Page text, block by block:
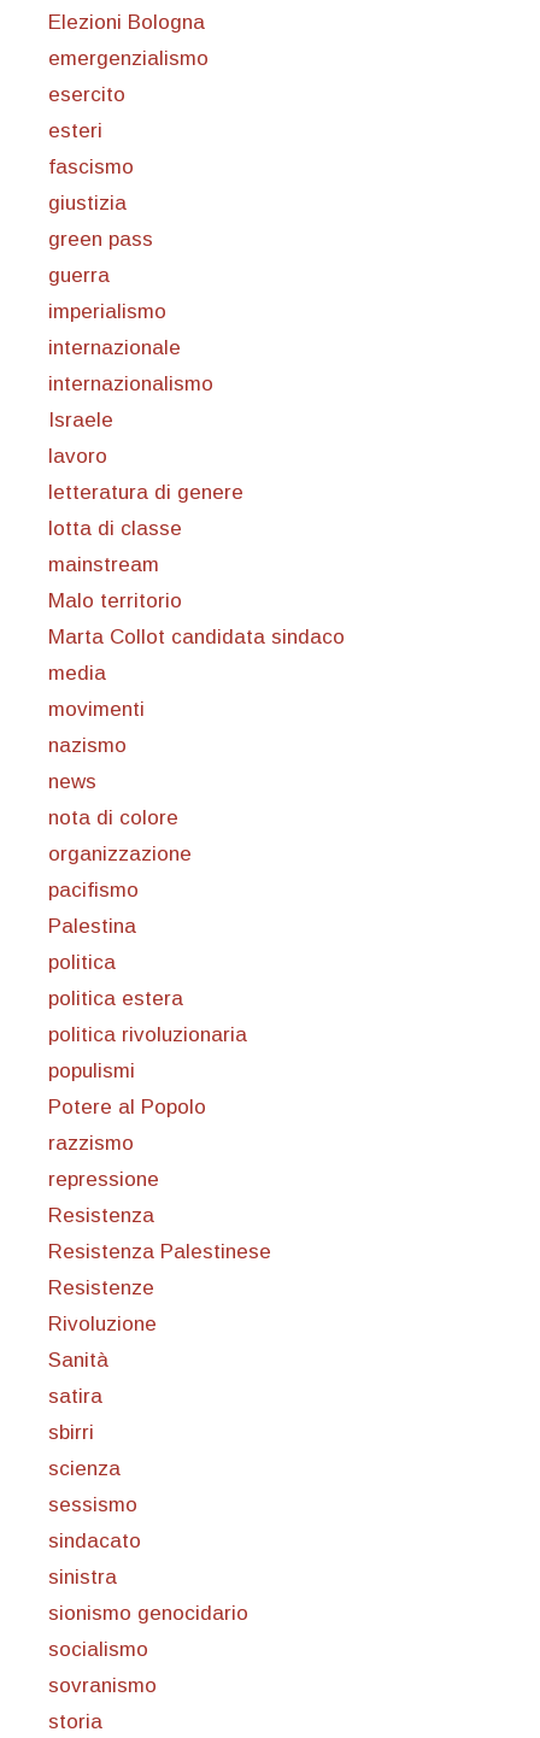
Elezioni Bologna
emergenzialismo
esercito
esteri
fascismo
giustizia
green pass
guerra
imperialismo
internazionale
internazionalismo
Israele
lavoro
letteratura di genere
lotta di classe
mainstream
Malo territorio
Marta Collot candidata sindaco
media
movimenti
nazismo
news
nota di colore
organizzazione
pacifismo
Palestina
politica
politica estera
politica rivoluzionaria
populismi
Potere al Popolo
razzismo
repressione
Resistenza
Resistenza Palestinese
Resistenze
Rivoluzione
Sanità
satira
sbirri
scienza
sessismo
sindacato
sinistra
sionismo genocidario
socialismo
sovranismo
storia